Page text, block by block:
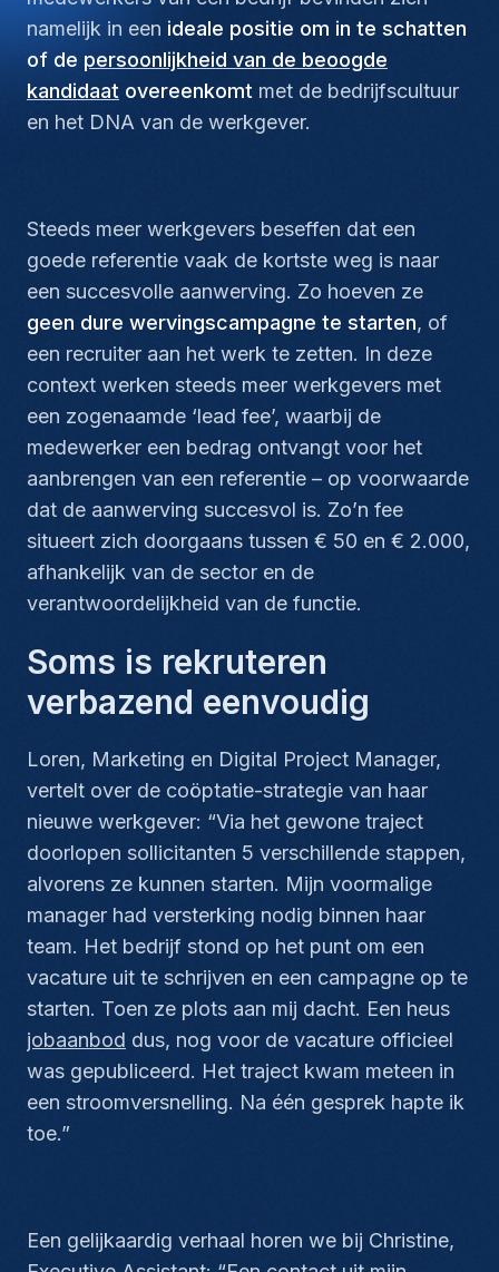
namelijk in een ideale positie om in te schatten
of de persoonlijkheid van de beoogde
kandidaat overeenkomt met de bedrijfscultuur
en het DNA van de werkgever.
Steeds meer werkgevers beseffen dat een
goede referentie vaak de kortste weg is naar
een succesvolle aanwerving. Zo hoeven ze
geen dure wervingscampagne te starten, of
een recruiter aan het werk te zetten. In deze
context werken steeds meer werkgevers met
een zogenaamde ‘lead fee’, waarbij de
medewerker een bedrag ontvangt voor het
aanbrengen van een referentie – op voorwaarde
dat de aanwerving succesvol is. Zo’n fee
situeert zich doorgaans tussen € 50 en € 2.000,
afhankelijk van de sector en de
verantwoordelijkheid van de functie.
Soms is rekruteren
verbazend eenvoudig
Loren, Marketing en Digital Project Manager,
vertelt over de coöptatie-strategie van haar
nieuwe werkgever: “Via het gewone traject
doorlopen sollicitanten 5 verschillende stappen,
alvorens ze kunnen starten. Mijn voormalige
manager had versterking nodig binnen haar
team. Het bedrijf stond op het punt om een
vacature uit te schrijven en een campagne op te
starten. Toen ze plots aan mij dacht. Een heus
jobaanbod dus, nog voor de vacature officieel
was gepubliceerd. Het traject kwam meteen in
een stroomversnelling. Na één gesprek hapte ik
toe.”
Een gelijkaardig verhaal horen we bij Christine,